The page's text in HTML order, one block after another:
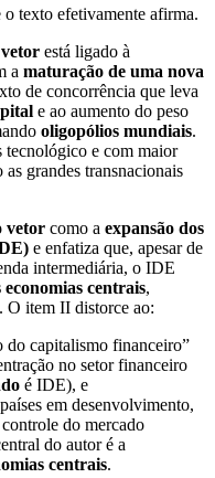
texto efetivamente afirma.
está ligado à
a maturação de uma nova
de concorrência que leva
e ao aumento do peso
oligopólios mundiais.
tecnológico e com maior
grandes transnacionais
vetor como a expansão dos
e enfatiza que, apesar de
intermediária, o IDE
centrais,
O item II distorce ao:
do capitalismo financeiro”
no setor financeiro
é IDE), e
em desenvolvimento,
do mercado
do autor é a
centrais.